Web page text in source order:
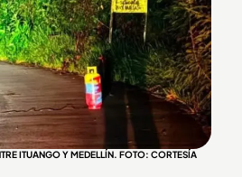
ITUANGO Y MEDELLÍN. FOTO: CORTESÍA